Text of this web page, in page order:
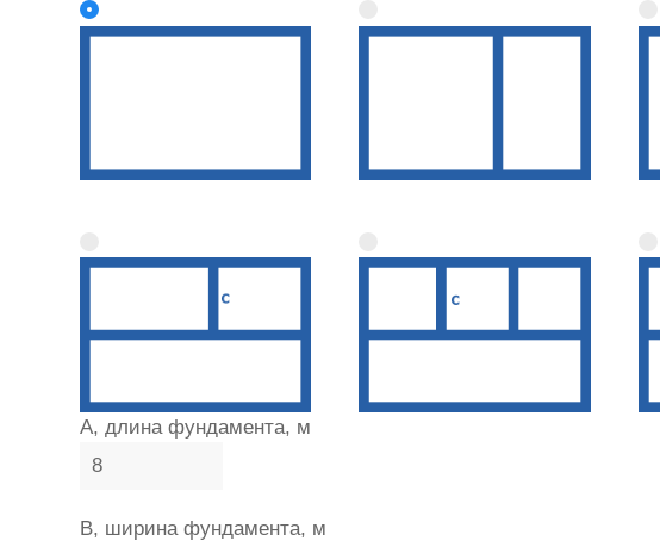
A, длина фундамента, м
B, ширина фундамента, м